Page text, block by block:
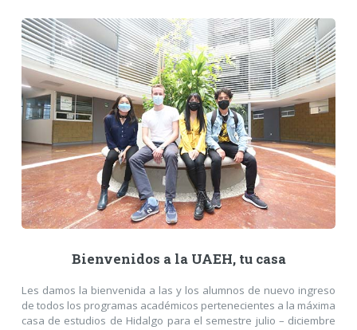
Bienvenidos a la UAEH, tu casa
Les damos la bienvenida a las y los alumnos de nuevo ingreso
de todos los programas académicos pertenecientes a la máxima
casa de estudios de Hidalgo para el semestre julio – diciembre